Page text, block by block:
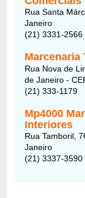
Rua Santa
Janeiro
(21) 3331-2566
Marcenaria
Rua Nova de
de Janeiro -
(21) 333-1179
Mp4000
Interiores
Rua Tamboril,
Janeiro
(21) 3337-